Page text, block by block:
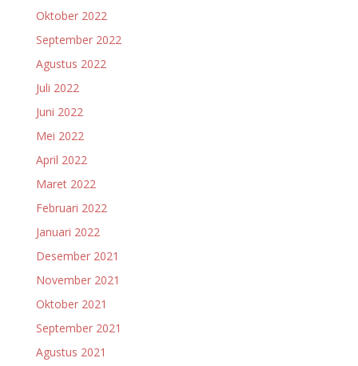
Oktober 2022
September 2022
Agustus 2022
Juli 2022
Juni 2022
Mei 2022
April 2022
Maret 2022
Februari 2022
Januari 2022
Desember 2021
November 2021
Oktober 2021
September 2021
Agustus 2021